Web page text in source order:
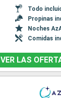
Todo
Propinas
Noches
Comidas
VER LAS